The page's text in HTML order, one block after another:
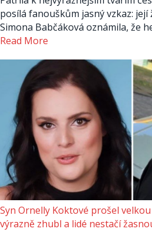
posílá fanouškům jasný vzkaz: její
Simona Babčáková oznámila, že
Read More
Syn Ornelly Koktové prošel
výrazně zhubl a lidé nestačí